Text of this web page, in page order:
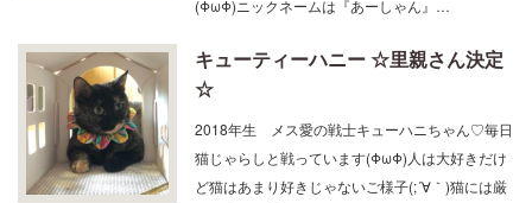
(ΦωΦ)ニックネームは『あーしゃん』…
キューティーハニー ☆里親さん決定
☆
2018年生 メス愛の戦士キューハニちゃん♡毎日
猫じゃらしと戦っています(ΦωΦ)人は大好きだけ
ど猫はあまり好きじゃないご様子(;´∀｀)猫には厳